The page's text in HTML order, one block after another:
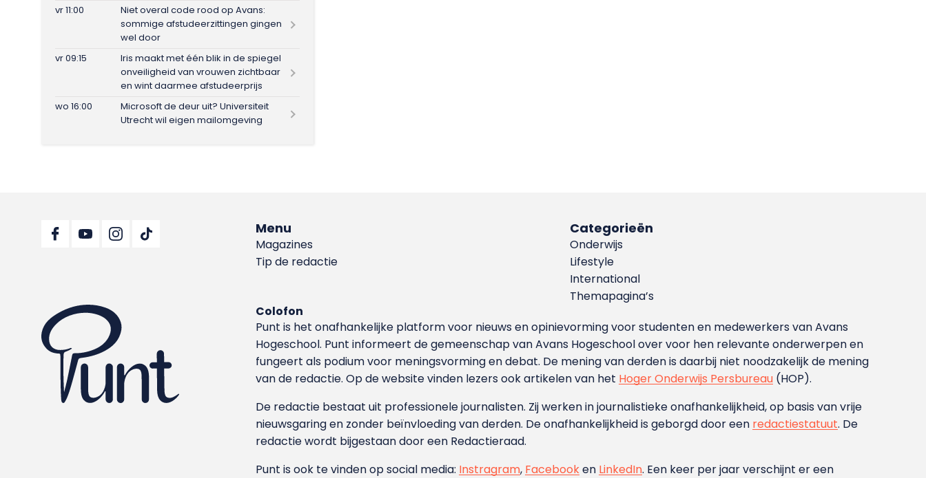
vr 11:00
Niet overal code rood op Avans:
sommige afstudeerzittingen gingen
wel door
vr 09:15
Iris maakt met één blik in de spiegel
onveiligheid van vrouwen zichtbaar
en wint daarmee afstudeerprijs
wo 16:00
Microsoft de deur uit? Universiteit
Utrecht wil eigen mailomgeving
Menu
Magazines
Tip de redactie
Categorieën
Onderwijs
Lifestyle
International
Themapagina’s
Colofon
Punt is het onafhankelijke platform voor nieuws en opinievorming voor studenten en medewerkers van Avans
Hoge­school. Punt informeert de gemeenschap van Avans Hogeschool over voor hen relevante onderwerpen en
fungeert als podium voor meningsvorming en debat. De mening van derden is daarbij niet noodzakelijk de mening
van de redactie. Op de website vinden lezers ook artikelen van het Hoger Onderwijs Persbureau (HOP).
De redactie bestaat uit professionele journalisten. Zij werken in journalistieke onafhankelijkheid, op basis van vrije
nieuwsgaring en zonder beïnvloeding van derden. De onafhankelijkheid is geborgd door een redactiestatuut. De
redactie wordt bijgestaan door een Redactieraad.
Punt is ook te vinden op social media: Instragram, Facebooken LinkedIn. Een keer per jaar verschijnt er een